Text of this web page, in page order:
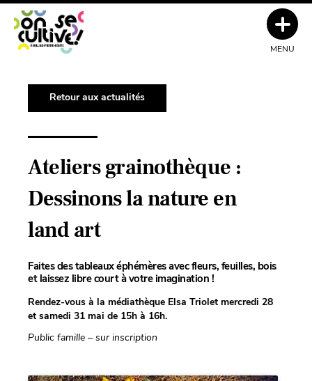
Retour aux actualités
Ateliers grainothèque :
Dessinons la nature en
land art
Faites des tableaux éphémères avec fleurs, feuilles, bois
et laissez libre court à votre imagination !
Rendez-vous à la médiathèque Elsa Triolet mercredi 28
et samedi 31 mai de 15h à 16h.
Public famille – sur inscription
MENU